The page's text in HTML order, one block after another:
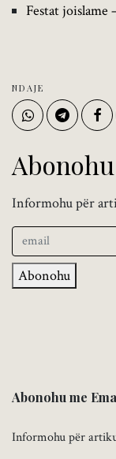
Festat joislame
NDAJE
Informohu për
Abonohu
Abonohu me
Informohu për